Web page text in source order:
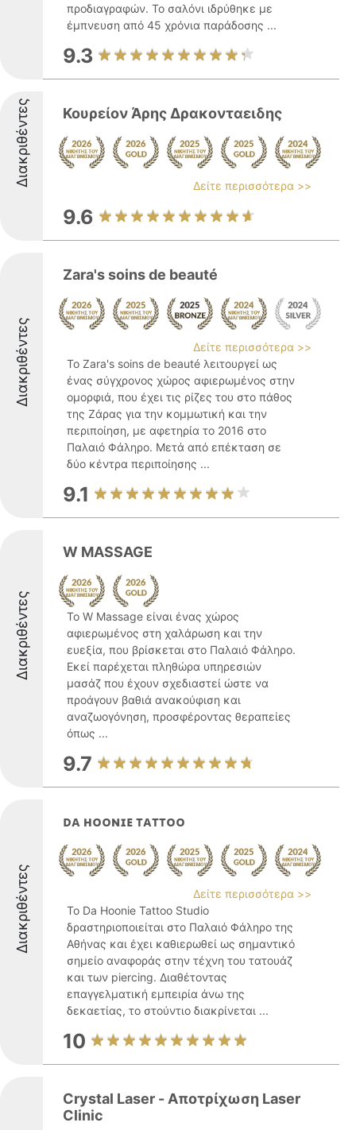
προδιαγραφών. Το σαλόνι ιδρύθηκε με
έμπνευση από 45 χρόνια παράδοσης ...
9.3
Διακριθέντες Κουρείον Άρης Δρακονταειδης
Δείτε περισσότερα >>
9.6
Διακριθέντες
Zara's soins de beauté
Δείτε περισσότερα >>
Το Zara's soins de beauté λειτουργεί ως
ένας σύγχρονος χώρος αφιερωμένος στην
ομορφιά, που έχει τις ρίζες του στο πάθος
της Ζάρας για την κομμωτική και την
περιποίηση, με αφετηρία το 2016 στο
Παλαιό Φάληρο. Μετά από επέκταση σε
δύο κέντρα περιποίησης ...
9.1
Διακριθέντες
W MASSAGE
Το W Massage είναι ένας χώρος
αφιερωμένος στη χαλάρωση και την
ευεξία, που βρίσκεται στο Παλαιό Φάληρο.
Εκεί παρέχεται πληθώρα υπηρεσιών
μασάζ που έχουν σχεδιαστεί ώστε να
προάγουν βαθιά ανακούφιση και
αναζωογόνηση, προσφέροντας θεραπείες
όπως ...
9.7
Διακριθέντες
ᴅᴀ ʜᴏᴏɴɪᴇ ᴛᴀᴛᴛᴏᴏ
Δείτε περισσότερα >>
Το Da Hoonie Tattoo Studio
δραστηριοποιείται στο Παλαιό Φάληρο της
Αθήνας και έχει καθιερωθεί ως σημαντικό
σημείο αναφοράς στην τέχνη του τατουάζ
και των piercing. Διαθέτοντας
επαγγελματική εμπειρία άνω της
δεκαετίας, το στούντιο διακρίνεται ...
10
Crystal Laser - Αποτρίχωση Laser
Clinic